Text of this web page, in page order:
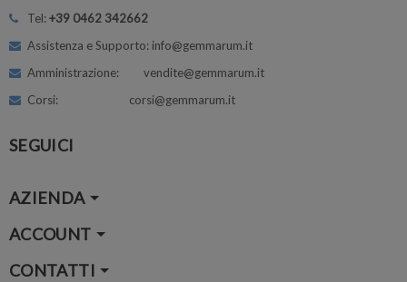
Tel:+39 0462 342662
Assistenza e Supporto: info@gemmarum.it
Amministrazione: vendite@gemmarum.it
Corsi: corsi@gemmarum.it
SEGUICI
AZIENDA
ACCOUNT
CONTATTI